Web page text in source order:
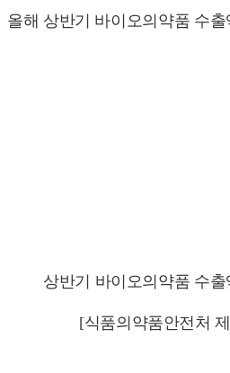
올해 상반기 바이오의약품 수
상반기 바이오의약품 수출
[식품의약품안전처